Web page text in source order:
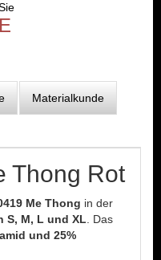
Materialkunde
Thong Rot
Me Thong in der
S, M, L und XL . Das
und 25%